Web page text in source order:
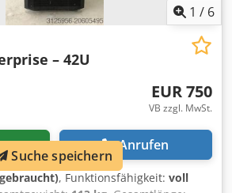
1 / 6
– 42U
EUR 750
VB zzgl. MwSt.
Anrufen
, Funktionsfähigkeit: voll
Suche speichern